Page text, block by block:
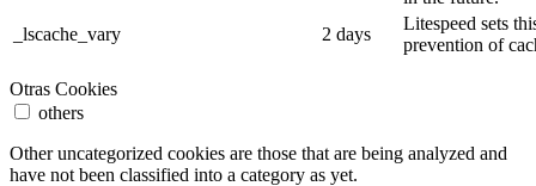
_lscache_vary
2 days
Litespeed sets
prevention of
Otras Cookies
others
Other uncategorized cookies are those that are being analyzed and
have not been classified into a category as yet.